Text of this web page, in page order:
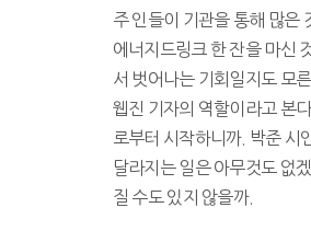
주 인들이 기관을 통해 많은
에너지드링크 한 잔을 마신
서 벗어나는 기회일지도 모
웹진 기자의 역할이라고 본
로부터 시작하니까. 박준 시
달라지는 일은 아무것도 없
질 수도 있지 않을까.